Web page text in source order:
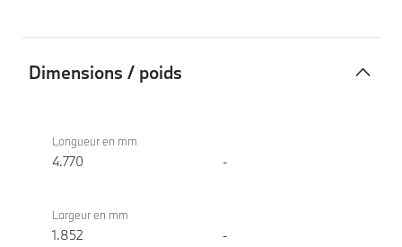
Dimensions / poids
poids
M440i
xDrive
Longueur en mm
4.770 -
Largeur en mm
1.852 -